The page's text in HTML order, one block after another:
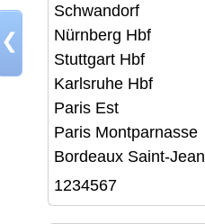
❮
Schwandorf
Nürnberg Hbf
Stuttgart Hbf
Karlsruhe Hbf
Paris Est
Paris Montparnasse
Bordeaux Saint-Jean
1234567